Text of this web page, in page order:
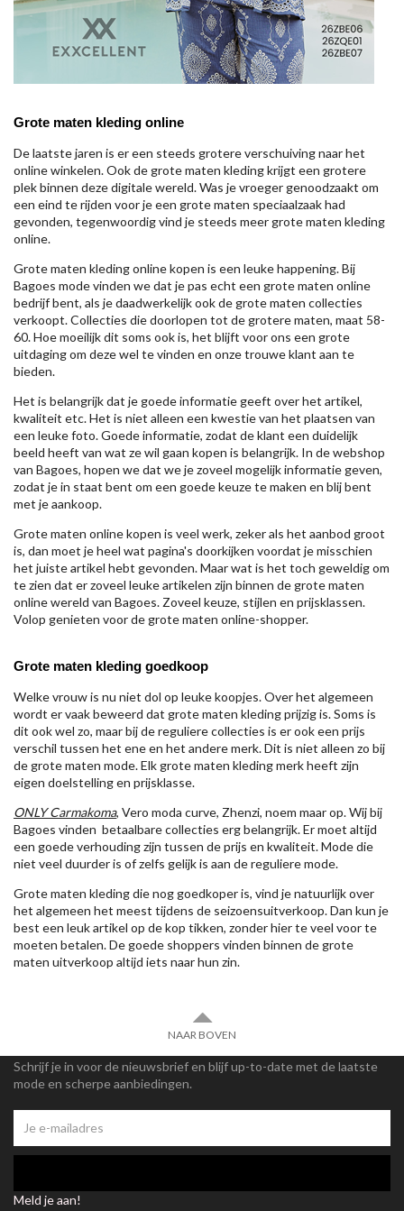
Grote maten kleding online
De laatste jaren is er een steeds grotere verschuiving naar het
online winkelen. Ook de grote maten kleding krijgt een grotere
plek binnen deze digitale wereld. Was je vroeger genoodzaakt om
een eind te rijden voor je een grote maten speciaalzaak had
gevonden, tegenwoordig vind je steeds meer grote maten kleding
online.
Grote maten kleding online kopen is een leuke happening. Bij
Bagoes mode vinden we dat je pas echt een grote maten online
bedrijf bent, als je daadwerkelijk ook de grote maten collecties
verkoopt. Collecties die doorlopen tot de grotere maten, maat 58-
60. Hoe moeilijk dit soms ook is, het blijft voor ons een grote
uitdaging om deze wel te vinden en onze trouwe klant aan te
bieden.
Het is belangrijk dat je goede informatie geeft over het artikel,
kwaliteit etc. Het is niet alleen een kwestie van het plaatsen van
een leuke foto. Goede informatie, zodat de klant een duidelijk
beeld heeft van wat ze wil gaan kopen is belangrijk. In de webshop
van Bagoes, hopen we dat we je zoveel mogelijk informatie geven,
zodat je in staat bent om een goede keuze te maken en blij bent
met je aankoop.
Grote maten online kopen is veel werk, zeker als het aanbod groot
is, dan moet je heel wat pagina's doorkijken voordat je misschien
het juiste artikel hebt gevonden. Maar wat is het toch geweldig om
te zien dat er zoveel leuke artikelen zijn binnen de grote maten
online wereld van Bagoes. Zoveel keuze, stijlen en prijsklassen.
Volop genieten voor de grote maten online-shopper.
Grote maten kleding goedkoop
Welke vrouw is nu niet dol op leuke koopjes. Over het algemeen
wordt er vaak beweerd dat grote maten kleding prijzig is. Soms is
dit ook wel zo, maar bij de reguliere collecties is er ook een prijs
verschil tussen het ene en het andere merk. Dit is niet alleen zo bij
de grote maten mode. Elk grote maten kleding merk heeft zijn
eigen doelstelling en prijsklasse.
ONLY Carmakoma, Vero moda curve, Zhenzi, noem maar op. Wij bij
Bagoes vinden betaalbare collecties erg belangrijk. Er moet altijd
een goede verhouding zijn tussen de prijs en kwaliteit. Mode die
niet veel duurder is of zelfs gelijk is aan de reguliere mode.
Grote maten kleding die nog goedkoper is, vind je natuurlijk over
het algemeen het meest tijdens de seizoensuitverkoop. Dan kun je
best een leuk artikel op de kop tikken, zonder hier te veel voor te
moeten betalen. De goede shoppers vinden binnen de grote
maten uitverkoop altijd iets naar hun zin.
NAAR BOVEN
Schrijf je in voor de nieuwsbrief en blijf up-to-date met de laatste
mode en scherpe aanbiedingen.
Meld je aan!